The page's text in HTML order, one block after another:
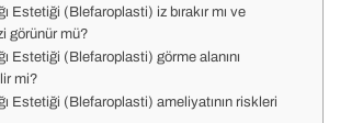
Estetiği (Blefaroplasti) iz bırakır mı ve
görünür mü?
Estetiği (Blefaroplasti) görme alanını
mi?
Estetiği (Blefaroplasti) ameliyatının riskleri